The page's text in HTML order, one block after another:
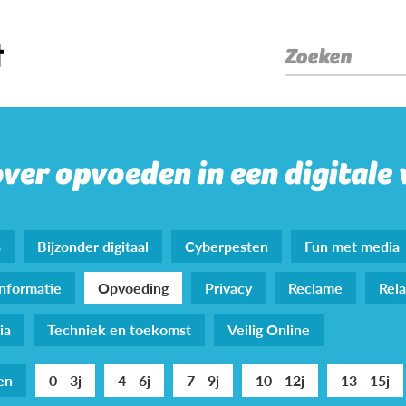
Zoeken
opvoeden in een digitale
Bijzonder digitaal Cyberpesten Fun met media
Opvoeding Privacy Reclame
Techniek en toekomst Veilig Online
0 - 3j 4 - 6j 7 - 9j 10 - 12j 13 - 15j